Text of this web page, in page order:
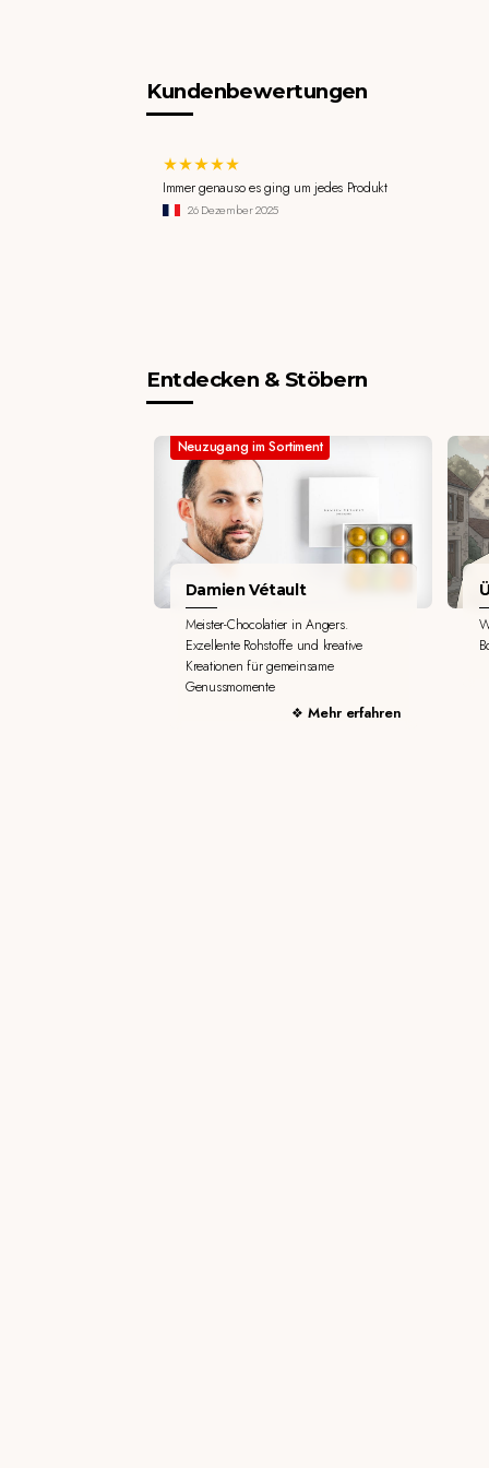
Kundenbewertungen
Immer genauso es ging um jedes Produkt
26 Dezember 2025
Entdecken & Stöbern
Neuzugang im Sortiment
Damien Vétault
Meister-Chocolatier in Angers.
Exzellente Rohstoffe und kreative
Kreationen für gemeinsame
Genussmomente
Mehr erfahren